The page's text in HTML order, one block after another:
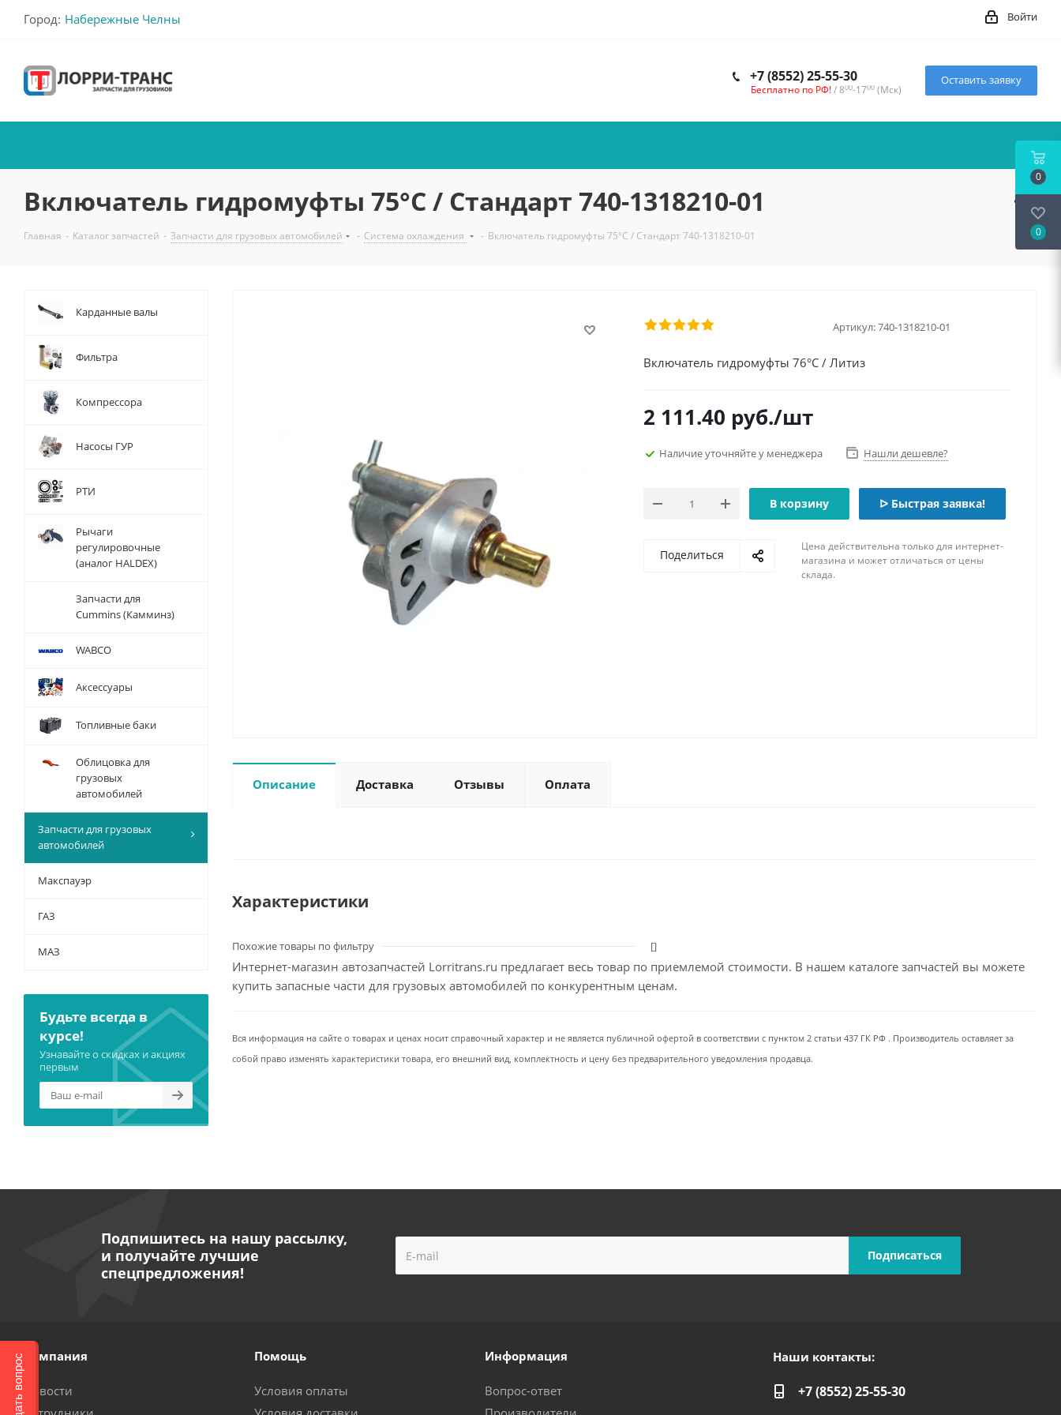
Город: Набережные Челны Войти
+7 (8552) 25-55-30
Бесплатно по РФ!/ 800-1700 (Мск)
Оставить заявку
Включатель гидромуфты 75°С / Стандарт 740-1318210-01
Главная - Каталог запчастей - Запчасти для грузовых автомобилей - Система охлаждения - Включатель гидромуфты 75°С / Стандарт 740-1318210-01
Артикул:740-1318210-01
Включатель гидромуфты 76°С / Литиз
2 111.40 руб./шт
Наличие уточняйте у менеджера Нашли дешевле?
В корзину ᐅ Быстрая заявка!
Поделиться
Цена действительна только для интернет-
магазина и может отличаться от цены
склада.
Описание Доставка Отзывы Оплата
Характеристики
Похожие товары по фильтру []
Интернет-магазин автозапчастей Lorritrans.ru предлагает весь товар по приемлемой стоимости. В нашем каталоге запчастей вы можете
купить запасные части для грузовых автомобилей по конкурентным ценам.
Вся информация на сайте о товарах и ценах носит справочный характер и не является публичной офертой в соответствии с пунктом 2 статьи 437 ГК РФ . Производитель оставляет за
собой право изменять характеристики товара, его внешний вид, комплектность и цену без предварительного уведомления продавца.
Карданные валы
Фильтра
Компрессора
Насосы ГУР
РТИ
Рычаги
регулировочные
(аналог HALDEX)
Запчасти для
Cummins (Камминз)
WABCO
Аксессуары
Топливные баки
Облицовка для
грузовых
автомобилей
Запчасти для грузовых
автомобилей
Макспауэр
ГАЗ
МАЗ
Будьте всегда в
курсе!
Узнавайте о скидках и акциях
первым
Подпишитесь на нашу рассылку,
и получайте лучшие
спецпредложения!
Компания
Новости
Помощь
Условия оплаты
Информация
Вопрос-ответ
Наши контакты:
+7 (8552) 25-55-30
0
0
Задать вопрос